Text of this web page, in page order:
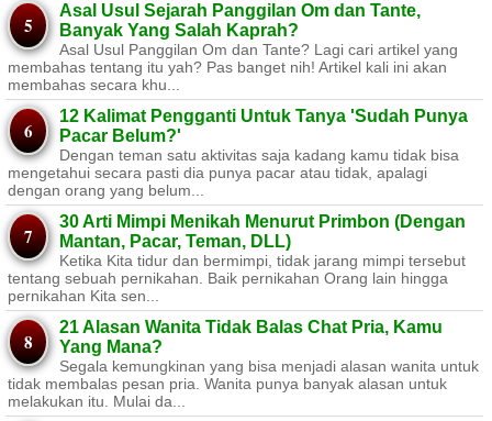
Asal Usul Sejarah Panggilan Om dan Tante,
Banyak Yang Salah Kaprah?
Asal Usul Panggilan Om dan Tante? Lagi cari artikel yang
membahas tentang itu yah? Pas banget nih! Artikel kali ini akan
membahas secara khu...
12 Kalimat Pengganti Untuk Tanya 'Sudah Punya
Pacar Belum?'
Dengan teman satu aktivitas saja kadang kamu tidak bisa
mengetahui secara pasti dia punya pacar atau tidak, apalagi
dengan orang yang belum...
30 Arti Mimpi Menikah Menurut Primbon (Dengan
Mantan, Pacar, Teman, DLL)
Ketika Kita tidur dan bermimpi, tidak jarang mimpi tersebut
tentang sebuah pernikahan. Baik pernikahan Orang lain hingga
pernikahan Kita sen...
21 Alasan Wanita Tidak Balas Chat Pria, Kamu
Yang Mana?
Segala kemungkinan yang bisa menjadi alasan wanita untuk
tidak membalas pesan pria. Wanita punya banyak alasan untuk
melakukan itu. Mulai da...